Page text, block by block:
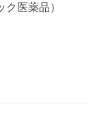
医薬品）